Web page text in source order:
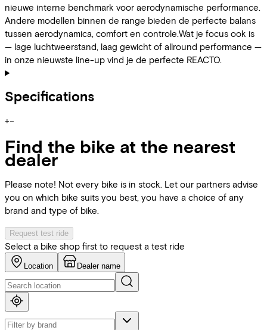
nieuwe interne benchmark voor aerodynamische performance.
Andere modellen binnen de range bieden de perfecte balans
tussen aerodynamica, comfort en controle.Wat je focus ook is
— lage luchtweerstand, laag gewicht of allround performance —
in onze nieuwste line-up vind je de perfecte REACTO.
Specifications
+−
Find the bike at the nearest
dealer
Please note! Not every bike is in stock. Let our partners advise
you on which bike suits you best, you have a choice of any
brand and type of bike.
Request test ride
Select a bike shop first to request a test ride
Location Dealer name